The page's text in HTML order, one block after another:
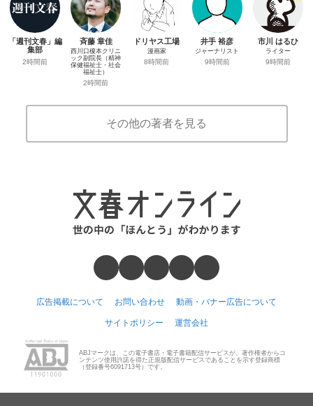
「週刊文春」編
集部
2時間前
斉藤 章佳
西川口榎本クリニ
ック副院長（精神
保健福祉士・社会
福祉士）
2時間前
ドリヤス工場
漫画家
8時間前
井手 裕彦
ジャーナリスト
9時間前
市川 はるひ
ライター
9時間前
その他の著者を見る
広告掲載について お問い合わせ 動画・バナー広告について
サイトポリシー 運営会社
ABJマークは、この電子書店・電子書籍配信サービスが、著作権者からコ
ンテンツ使用許諾を得た正規版配信サービスであることを示す登録商標
（登録番号6091713号）です。